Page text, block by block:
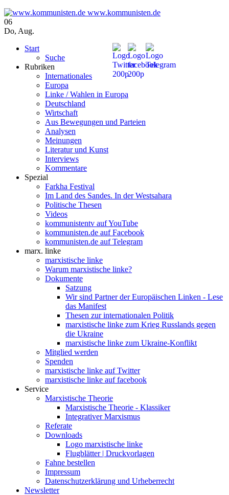
www.kommunisten.de
06
Do, Aug.
Start
Suche
Rubriken
Internationales
Europa
Linke / Wahlen in Europa
Deutschland
Wirtschaft
Aus Bewegungen und Parteien
Analysen
Meinungen
Literatur und Kunst
Interviews
Kommentare
Spezial
Farkha Festival
Im Land des Sandes. In der Westsahara
Politische Thesen
Videos
kommunistentv auf YouTube
kommunisten.de auf Facebook
kommunisten.de auf Telegram
marx. linke
marxistische linke
Warum marxistische linke?
Dokumente
Satzung
Wir sind Partner der Europäischen Linken - Lese
das Manifest
Thesen zur internationalen Politik
marxistische linke zum Krieg Russlands gegen
die Ukraine
marxistische linke zum Ukraine-Konflikt
Mitglied werden
Spenden
marxistische linke auf Twitter
marxistische linke auf facebook
Service
Marxistische Theorie
Marxistische Theorie - Klassiker
Integrativer Marxismus
Referate
Downloads
Logo marxistische linke
Flugblätter | Druckvorlagen
Fahne bestellen
Impressum
Datenschutzerklärung und Urheberrecht
Newsletter